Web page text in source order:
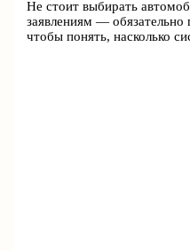
Не стоит выбирать
заявлениям — обязательно
чтобы понять, насколько